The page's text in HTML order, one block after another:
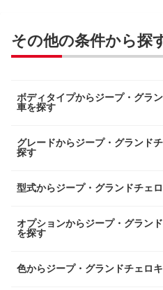
その他の条件から探
ボディタイプからジープ・グラ
車を探す
グレードからジープ・グランド
探す
型式からジープ・グランドチェ
オプションからジープ・グラン
を探す
色からジープ・グランドチェロ